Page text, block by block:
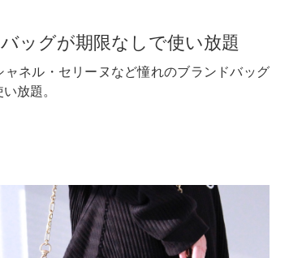
ッグが期限なしで使い放題
ャネル・セリーヌなど憧れのブランドバッグ
放題。